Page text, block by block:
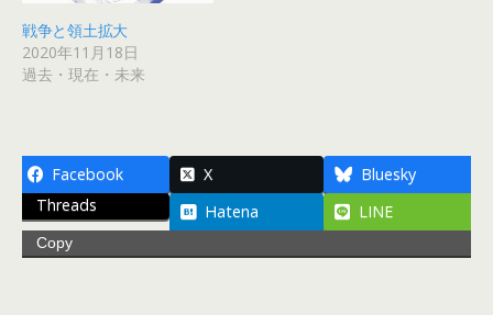
戦争と領土拡大
2020年11月18日
過去・現在・未来
Facebook X
Bluesky
Threads
Hatena LINE
Copy